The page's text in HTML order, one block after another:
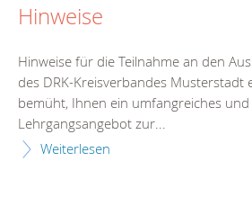
Hinweise
Hinweise für die Teilnahme an den
des DRK-Kreisverbandes Musterstadt
bemüht, Ihnen ein umfangreiches
Lehrgangsangebot zur...
Weiterlesen